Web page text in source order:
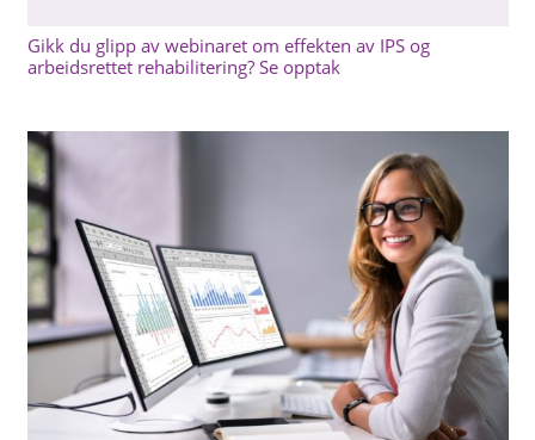
Gikk du glipp av webinaret om effekten av IPS og
arbeidsrettet rehabilitering? Se opptak